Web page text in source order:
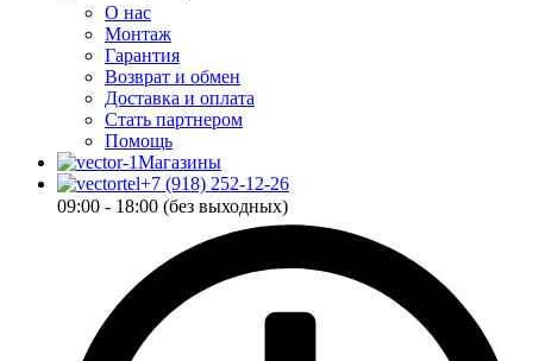
О нас
Монтаж
Гарантия
Возврат и обмен
Доставка и оплата
Стать партнером
Помощь
Магазины
+7 (918) 252-12-26
09:00 - 18:00 (без выходных)